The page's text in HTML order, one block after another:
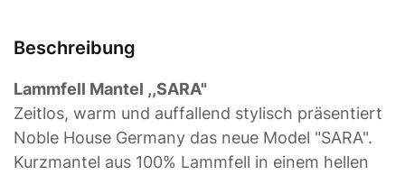
Beschreibung
Lammfell Mantel ,,SARA"
Zeitlos, warm und auffallend stylisch präsentiert
Noble House Germany das neue Model "SARA".
Kurzmantel aus 100% Lammfell in einem hellen